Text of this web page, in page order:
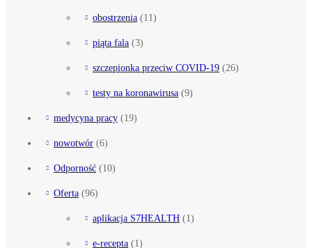
obostrzenia (11)
piąta fala (3)
szczepionka przeciw COVID-19 (26)
testy na koronawirusa (9)
medycyna pracy (19)
nowotwór (6)
Odporność (10)
Oferta (96)
aplikacja S7HEALTH (1)
e-recepta (1)